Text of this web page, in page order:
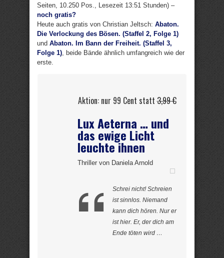
Seiten, 10.250 Pos., Lesezeit 13:51 Stunden) –
noch gratis?
Heute auch gratis von Christian Jeltsch: Abaton.
Die Verlockung des Bösen. (Staffel 2, Folge 1)
und Abaton. Im Bann der Freiheit. (Staffel 3,
Folge 1) , beide Bände ähnlich umfangreich wie der
erste.
Aktion: nur 99 Cent statt3,99 €
Lux Aeterna … und
das ewige Licht
leuchte ihnen
Thriller von Daniela Arnold
Schrei nicht! Schreien
ist sinnlos. Niemand
kann dich hören. Nur er
ist hier. Er, der dich am
Ende töten wird …